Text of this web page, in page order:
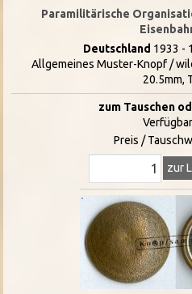
Paramilitärische
Deutschland 1933 -
Allgemeines Muster-Knopf /
20.5mm,
zum Tauschen
Preis /
zur